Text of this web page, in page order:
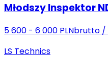
Młodszy Inspektor
5 600 - 6 000 PLNbrutto /
LS Technics